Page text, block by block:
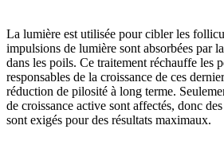
La lumière est utilisée pour cibler les
impulsions de lumière sont absorbées par
dans les poils. Ce traitement réchauffe les
responsables de la croissance de ces
réduction de pilosité à long terme.
de croissance active sont affectés, donc
sont exigés pour des résultats maximaux.